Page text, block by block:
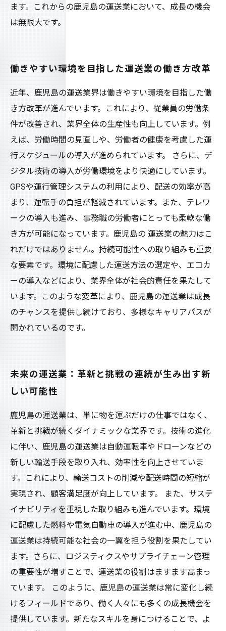
ます。これからの鹿児島の運送業において、成長の機会
は無限大です。
働きやすい環境を目指した運送業の働き方改革
近年、鹿児島の運送業界は働きやすい環境を目指した働
き方改革が進んでいます。これにより、従業員の労働条
件が改善され、業界全体の生産性も向上しています。例
えば、労働時間の見直しや、労働者の健康を考慮した運
行スケジュールの導入が進められています。 さらに、デ
ジタル技術の導入が労働環境をより快適にしています。
GPSや運行管理システムの利用により、配送の効率が高
まり、運転手の負担が軽減されています。また、テレワ
ークの導入も進み、事務職の労働者にとっても柔軟な働
き方が可能になっています。鹿児島の 運送業の魅力はこ
れだけではありません。持続可能性への取り組みも重要
な要素です。環境に配慮した運送方法の選定や、エコカ
ーの導入などにより、業界全体が社会的責任を果たして
います。このような変革により、鹿児島の運送業は成長
のチャンスを提供し続けており、多様なキャリアパスが
開かれているのです。
未来の運送業：革新と挑戦の連続が生み出す新
しい可能性
鹿児島の運送業は、単に物を運ぶだけの仕事ではなく、
革新と挑戦が続くダイナミックな業界です。技術の進化
に伴い、鹿児島の運送業は自動運転車やドローンなどの
新しい輸送手段を取り入れ、効率性を向上させていま
す。これにより、輸送コストの削減や配送時間の短縮が
実現され、顧客満足度が向上しています。 また、サステ
イナビリティを重視した取り組みも進んでいます。環境
に配慮した燃料や電気自動車の導入が進む中、鹿児島の
運送業は持続可能な社会の一翼を担う役割を果たしてい
ます。さらに、ロジスティクスやサプライチェーン管理
の重要性が増すことで、運送業の役割はますます高まっ
ています。 このように、鹿児島の運送業は常に変化し続
けるフィールドであり、働く人々にも多くの成長機会を
提供しています。新たなスキルを身につけることで、よ